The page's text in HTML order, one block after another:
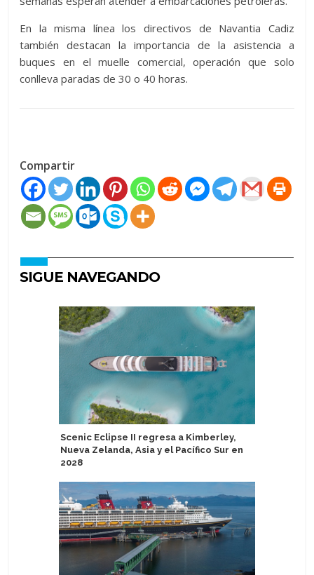
En la misma línea los directivos de Navantia Cadiz
también destacan la importancia de la asistencia a
buques en el muelle comercial, operación que solo
conlleva paradas de 30 o 40 horas.
Compartir
SIGUE NAVEGANDO
Scenic Eclipse II regresa a Kimberley,
Nueva Zelanda, Asia y el Pacífico Sur en
2028